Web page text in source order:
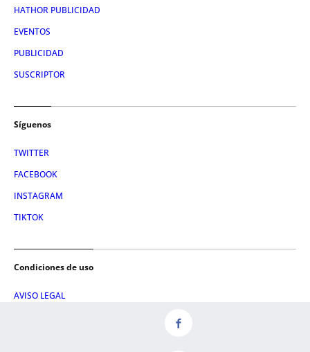
HATHOR PUBLICIDAD
EVENTOS
PUBLICIDAD
SUSCRIPTOR
Síguenos
TWITTER
FACEBOOK
INSTAGRAM
TIKTOK
Condiciones de uso
AVISO LEGAL